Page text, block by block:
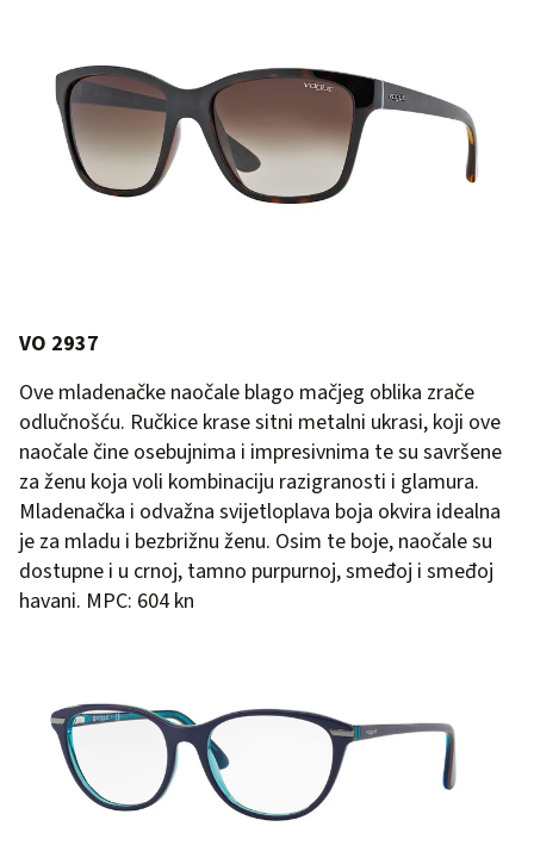
VO 2937
Ove mladenačke naočale blago mačjeg oblika zrače
odlučnošću. Ručkice krase sitni metalni ukrasi, koji ove
naočale čine osebujnima i impresivnima te su savršene
za ženu koja voli kombinaciju razigranosti i glamura.
Mladenačka i odvažna svijetloplava boja okvira idealna
je za mladu i bezbrižnu ženu. Osim te boje, naočale su
dostupne i u crnoj, tamno purpurnoj, smeđoj i smeđoj
havani. MPC: 604 kn